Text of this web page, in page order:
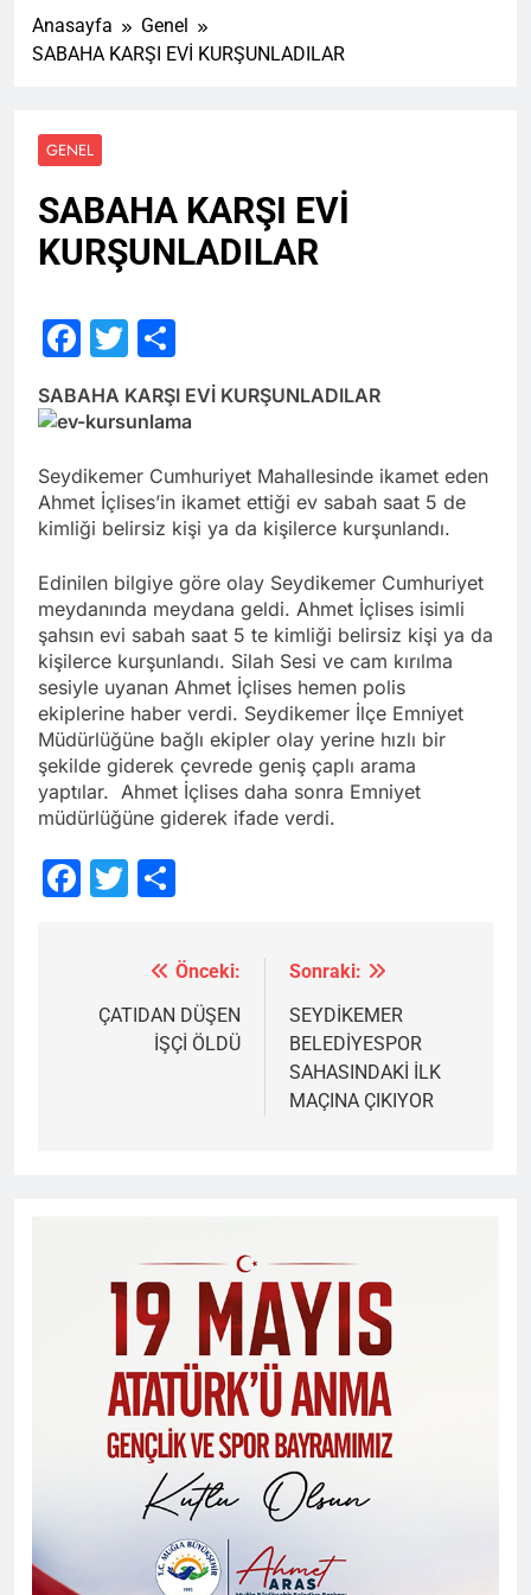
Anasayfa
Genel
SABAHA KARŞI EVİ KURŞUNLADILAR
GENEL
SABAHA KARŞI EVİ
KURŞUNLADILAR
Facebook
Twitter
SABAHA KARŞI EVİ KURŞUNLADILAR
Seydikemer Cumhuriyet Mahallesinde ikamet eden
Ahmet İçlises’in ikamet ettiği ev sabah saat 5 de
kimliği belirsiz kişi ya da kişilerce kurşunlandı.
Edinilen bilgiye göre olay Seydikemer Cumhuriyet
meydanında meydana geldi. Ahmet İçlises isimli
şahsın evi sabah saat 5 te kimliği belirsiz kişi ya da
kişilerce kurşunlandı. Silah Sesi ve cam kırılma
sesiyle uyanan Ahmet İçlises hemen polis
ekiplerine haber verdi. Seydikemer İlçe Emniyet
Müdürlüğüne bağlı ekipler olay yerine hızlı bir
şekilde giderek çevrede geniş çaplı arama
yaptılar. Ahmet İçlises daha sonra Emniyet
müdürlüğüne giderek ifade verdi.
Facebook
Twitter
gezinmesi
Önceki:
ÇATIDAN DÜŞEN
İŞÇİ ÖLDÜ
Sonraki:
SEYDİKEMER
BELEDİYESPOR
SAHASINDAKİ İLK
MAÇINA ÇIKIYOR